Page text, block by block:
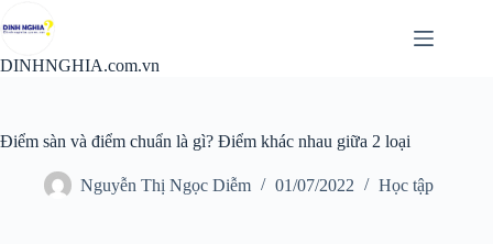
đến
nội
DINHNGHIA.com.vn
Điểm sàn và điểm chuẩn là gì? Điểm khác nhau giữa 2 loại
Nguyễn Thị Ngọc Diễm 01/07/2022 Học tập